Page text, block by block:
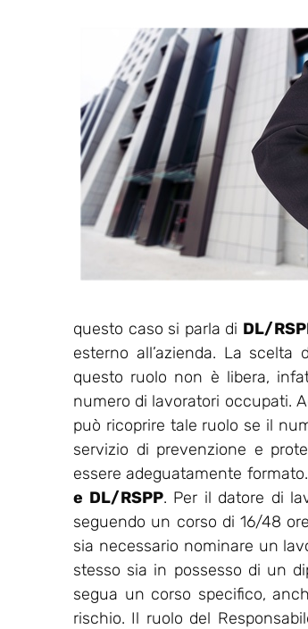
questo caso si parla di DL/
esterno all’azienda. La
questo ruolo non è libera,
numero di lavoratori occupati.
può ricoprire tale ruolo se il
servizio di prevenzione e
essere adeguatamente
e DL/RSPP. Per il datore di
seguendo un corso di 16/48
sia necessario nominare un
stesso sia in possesso di un
segua un corso specifico,
rischio. Il ruolo del